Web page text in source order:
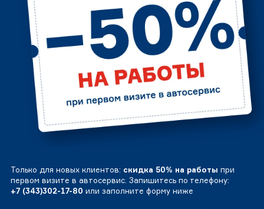
Только для новых клиентов: скидка 50% на работы при
первом визите в автосервис. Запишитесь по телефону:
+7 (343)302-17-80 или заполните форму ниже